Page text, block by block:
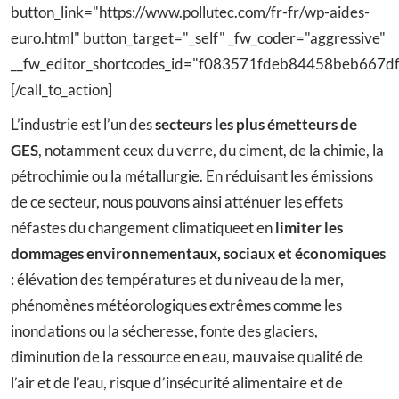
button_link="https://www.pollutec.com/fr-fr/wp-aides-
euro.html" button_target="_self" _fw_coder="aggressive"
[/call_to_action]
L’industrie est l’un dessecteurs les plus émetteurs de
GES, notamment ceux du verre, du ciment, de la chimie, la
pétrochimie ou la métallurgie. En réduisant les émissions
de ce secteur, nous pouvons ainsi atténuer les effets
néfastes du changement climatiqueet enlimiter les
dommages environnementaux, sociaux et économiques
: élévation des températures et du niveau de la mer,
phénomènes météorologiques extrêmes comme les
inondations ou la sécheresse, fonte des glaciers,
diminution de la ressource en eau, mauvaise qualité de
l’air et de l’eau, risque d’insécurité alimentaire et de